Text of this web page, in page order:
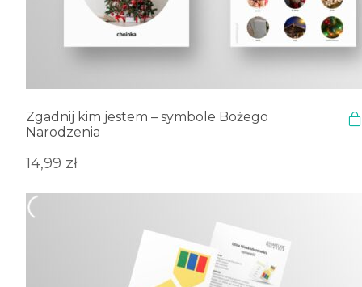
Zgadnij kim jestem – symbole Bożego
Narodzenia
14,99 zł